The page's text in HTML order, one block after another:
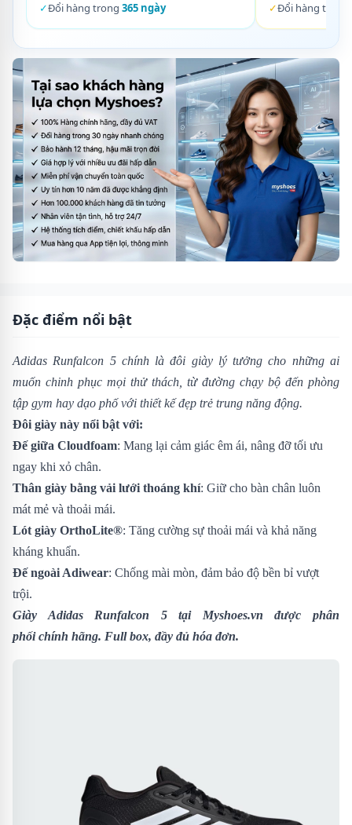
✓Đổi hàng trong 365 ngày
✓Đổi hàng trong
Đặc điểm nổi bật
Adidas Runfalcon 5 chính là đôi giày lý tưởng cho những ai
muốn chinh phục mọi thử thách, từ đường chạy bộ đến phòng
tập gym hay dạo phố với thiết kế đẹp trẻ trung năng động.
Đôi giày này nổi bật với:
Đế giữa Cloudfoam: Mang lại cảm giác êm ái, nâng đỡ tối ưu
ngay khi xỏ chân.
Thân giày bằng vải lưới thoáng khí: Giữ cho bàn chân luôn
mát mẻ và thoải mái.
Lót giày OrthoLite®: Tăng cường sự thoải mái và khả năng
kháng khuẩn.
Đế ngoài Adiwear: Chống mài mòn, đảm bảo độ bền bỉ vượt
trội.
Giày Adidas Runfalcon 5tại Myshoes.vn được phân
phối chính hãng. Full box, đầy đủ hóa đơn.